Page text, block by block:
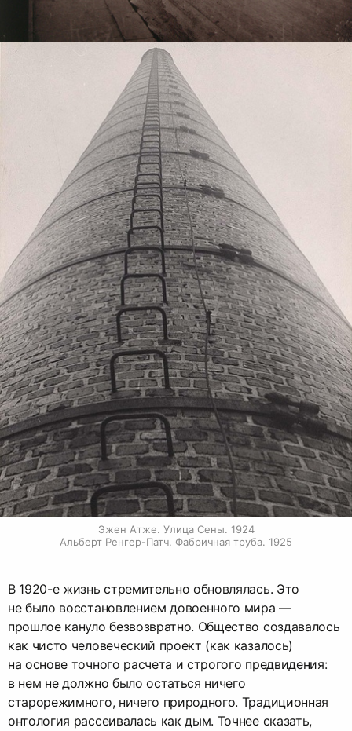
Эжен Атже. Улица Сены. 1924
Альберт Ренгер-Патч. Фабричная труба. 1925
В 1920-е жизнь стремительно обновлялась. Это
не было восстановлением довоенного мира —
прошлое кануло безвозвратно. Общество создавалось
как чисто человеческий проект (как казалось)
на основе точного расчета и строгого предвидения:
в нем не должно было остаться ничего
старорежимного, ничего природного. Традиционная
онтология рассеивалась как дым. Точнее сказать,